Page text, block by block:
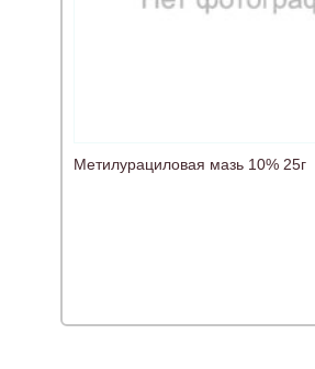
Метилурациловая мазь 10% 25г